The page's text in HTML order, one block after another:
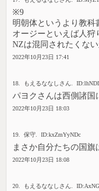
※9
明朝体というより教科
オージーといえば人狩
NZは混同されたくな
2022年10月23日 17:41
18. もえるななしさん.
パヨクさんは西側諸国
2022年10月23日 18:03
19. 保守. ID:kxZmYyNDc
まさか自分たちの国
2022年10月23日 18:08
20. もえるななしさん.